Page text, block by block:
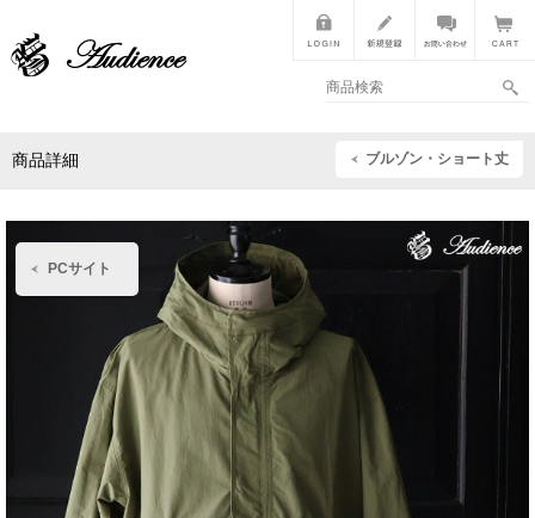
PCサイト
商品詳細 ブルゾン・ショート丈